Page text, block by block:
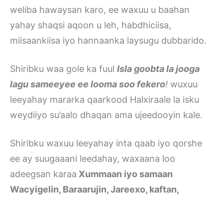
weliba hawaysan karo, ee waxuu u baahan
yahay shaqsi aqoon u leh, habdhiciisa,
miisaankiisa iyo hannaanka laysugu dubbarido.
Shiribku waa gole ka fuul Isla goobta la jooga
lagu sameeyee ee looma soo fekero! wuxuu
leeyahay mararka qaarkood Halxiraale la isku
weydiiyo su’aalo dhaqan ama ujeedooyin kale.
Shiribku waxuu leeyahay inta qaab iyo qorshe
ee ay suugaaani leedahay, waxaana loo
adeegsan karaa Xummaan iyo samaan
Wacyigelin, Baraarujin, Jareexo, kaftan,